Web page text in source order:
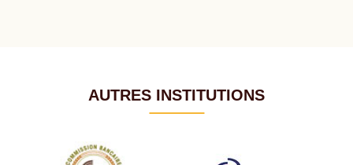
AUTRES INSTITUTIONS